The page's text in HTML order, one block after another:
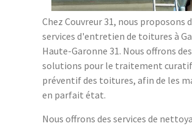
Chez Couvreur 31, nous proposons
services d'entretien de toitures à
Haute-Garonne 31. Nous offrons des
solutions pour le traitement
préventif des toitures, afin de les
en parfait état.
Nous offrons des services de